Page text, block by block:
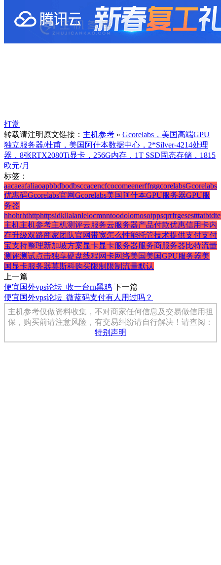
打赏
转载请注明原文链接： 主机参考 » Gcorelabs，美国高端GPU
独立服务器/杜甫，美国阿什本数据中心，2*Silver-4214处理
器，8张RTX2080Ti显卡，256G内存，1T SSD固态存储，1815
欧元/月
标签：
aacaeafaliaoapbbdbodbsccacencfcocomeenerffrggcorelabsGcorelabs
优惠码Gcorelabs官网Gcorelabs美国阿什本GPU服务器GPU服
务器
hhohrhthttphttpsidkllalanlelocmnntoodolomosotppsqrrfrgesestttatbtdte
主机主机参考主机测评云服务云服务器产品付款优惠信用卡内
存升级双路商家团队官网带宽怎么性能托管技术提供支付支付
宝支持整理新加坡方案显卡显卡服务器服务商服务器比特流量
测评测试点击独享硬盘线程网卡网络美国美国GPU服务器美
国显卡服务器莫斯科购买限制 限制流量默认
上一篇
便宜国外vps论坛_收一台rn黑鸡 下一篇
便宜国外vps论坛_微蓝码支付有人用过吗？
主机参考仅做资料收集，不对商家任何信息及交易做信用担
保，购买前请注意风险，有交易纠纷请自行解决！请查阅：
特别声明